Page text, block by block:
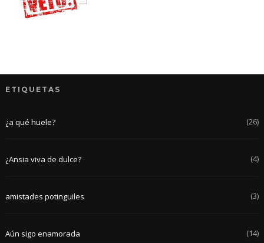
ETIQUETAS
¿a qué huele? (26)
¿Ansia viva de dulce? (4)
amistades potinguiles (3)
Aún sigo enamorada (14)